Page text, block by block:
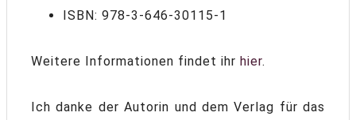
ISBN: 978-3-646-30115-1
Weitere Informationen findet ihr hier.
Ich danke der Autorin und dem Verlag für das